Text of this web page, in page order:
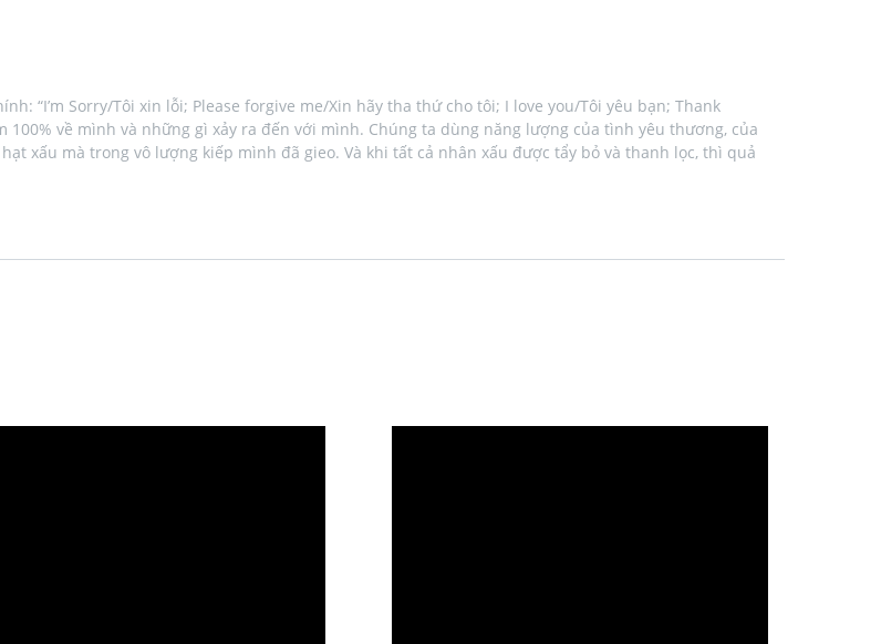
“I’m Sorry/Tôi xin lỗi; Please forgive me/Xin hãy tha thứ cho tôi; I love you/Tôi yêu bạn; Thank
100% về mình và những gì xảy ra đến với mình. Chúng ta dùng năng lượng của tình yêu thương, của
xấu mà trong vô lượng kiếp mình đã gieo. Và khi tất cả nhân xấu được tẩy bỏ và thanh lọc, thì quả